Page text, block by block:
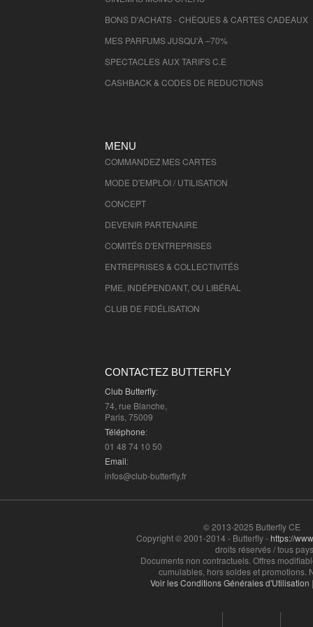
BONS D'ACHATS - CHÈQUES & CARTES CADEAUX
MES PARFUMS JUSQU'À –70%
SPECTACLES AUX TARIFS C.E
CASHBACK & CODES DE REDUCTIONS
MENU
COMMANDEZ MES CARTES
MODE D'EMPLOI / UTILISATION
CONCEPT
DEVENIR PARTENAIRE
COMITÉS D'ENTREPRISES
ENTREPRISES & COLLECTIVITÉS
PME, INDÉPENDANT, OU LIBÉRAL
CLUB DE FIDÉLISATION
CONTACTEZ BUTTERFLY
Club Butterfly:
74, rue Blanche,
Paris, 75009
Téléphone:
01 48 74 10 50
Email:
infos@club-butterfly.fr
© 2013-2025 Butterfly CE
Copyright © 2001-2014 - Butterfly -https://
droits réservés / tous
Documents non contractuels. Offres
cumulables, hors soldes et promotions.
Voir les Conditions Générales d'Utilisation